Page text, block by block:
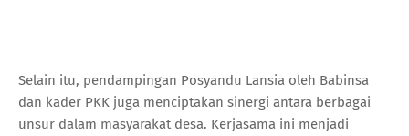
Selain itu, pendampingan Posyandu Lansia oleh Babinsa
dan kader PKK juga menciptakan sinergi antara berbagai
unsur dalam masyarakat desa. Kerjasama ini menjadi